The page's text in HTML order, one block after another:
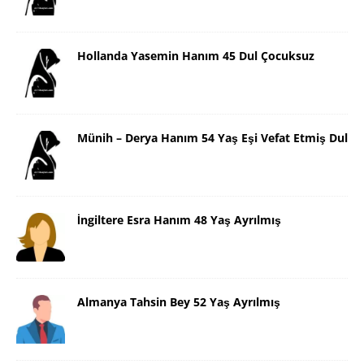
Hollanda Yasemin Hanım 45 Dul Çocuksuz
Münih – Derya Hanım 54 Yaş Eşi Vefat Etmiş Dul
İngiltere Esra Hanım 48 Yaş Ayrılmış
Almanya Tahsin Bey 52 Yaş Ayrılmış